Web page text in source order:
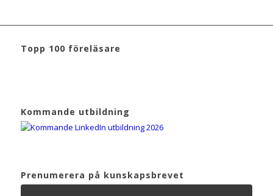
Topp 100 föreläsare
Kommande utbildning
Prenumerera på kunskapsbrevet